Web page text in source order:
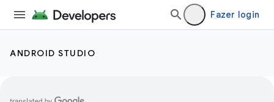
Fazer login
ANDROID STUDIO